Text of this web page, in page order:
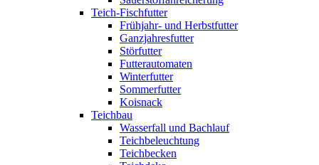
Teich-Fischfutter
Frühjahr- und Herbstfutter
Ganzjahresfutter
Störfutter
Futterautomaten
Winterfutter
Sommerfutter
Koisnack
Teichbau
Wasserfall und Bachlauf
Teichbeleuchtung
Teichbecken